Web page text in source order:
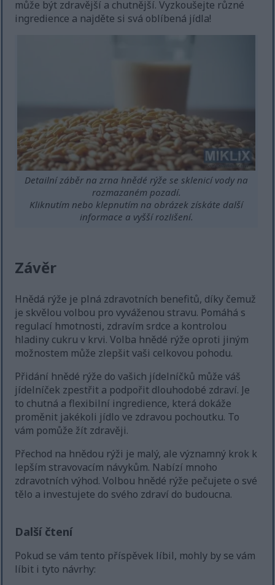
může být zdravější a chutnější. Vyzkoušejte různé
ingredience a najděte si svá oblíbená jídla!
Detailní záběr na zrna hnědé rýže se sklenicí vody na
rozmazaném pozadí.
Kliknutím nebo klepnutím na obrázek získáte další
informace a vyšší rozlišení.
Závěr
Hnědá rýže je plná zdravotních benefitů, díky čemuž
je skvělou volbou pro vyváženou stravu. Pomáhá s
regulací hmotnosti, zdravím srdce a kontrolou
hladiny cukru v krvi. Volba hnědé rýže oproti jiným
možnostem může zlepšit vaši celkovou pohodu.
Přidání hnědé rýže do vašich jídelníčků může váš
jídelníček zpestřit a podpořit dlouhodobé zdraví. Je
to chutná a flexibilní ingredience, která dokáže
proměnit jakékoli jídlo ve zdravou pochoutku. To
vám pomůže žít zdravěji.
Přechod na hnědou rýži je malý, ale významný krok k
lepším stravovacím návykům. Nabízí mnoho
zdravotních výhod. Volbou hnědé rýže pečujete o své
tělo a investujete do svého zdraví do budoucna.
Další čtení
Pokud se vám tento příspěvek líbil, mohly by se vám
líbit i tyto návrhy: